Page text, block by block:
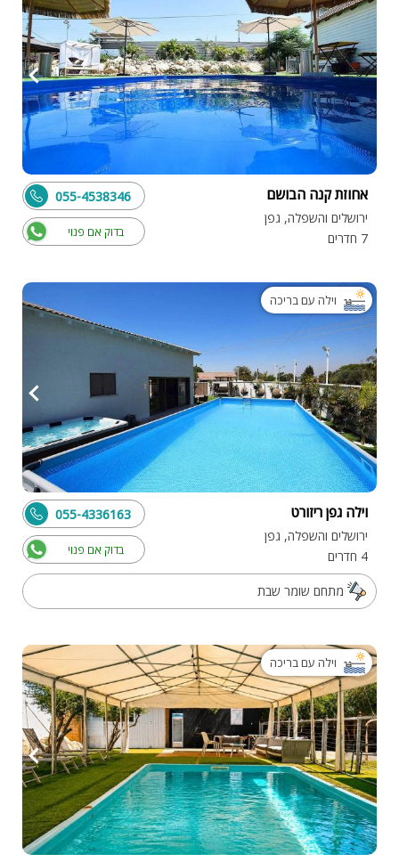
אחוזת קנה הבושם
ירושלים והשפלה, גפן
7 חדרים
בדוק אם פנוי
055-4538346
וילה עם בריכה
וילה גפן ריזורט
ירושלים והשפלה, גפן
4 חדרים
בדוק אם פנוי
055-4336163
מתחם שומר שבת
וילה עם בריכה